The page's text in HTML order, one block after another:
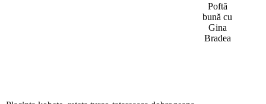
Poftă
bună cu
Gina
Bradea